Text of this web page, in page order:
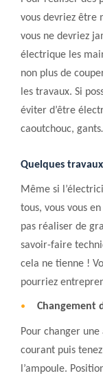
vous devriez être
vous ne devriez
électrique les
non plus de
les travaux. Si
éviter d’être
caoutchouc,
Quelques
Même si
tous, vous vous
pas réaliser de
savoir-faire
cela ne tienne !
pourriez
Changement
Pour changer
courant puis
l’ampoule.